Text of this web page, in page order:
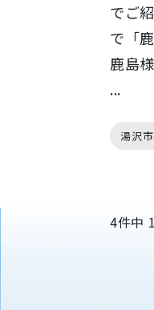
でご
で「
鹿島
...
湯沢
4件中